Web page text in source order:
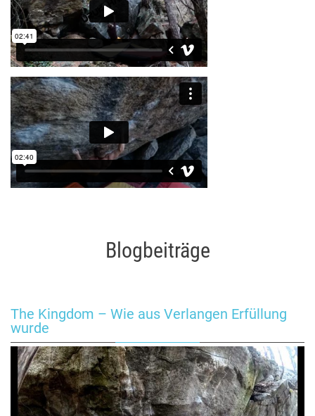
Blogbeiträge
The Kingdom – Wie aus Verlangen Erfüllung
wurde